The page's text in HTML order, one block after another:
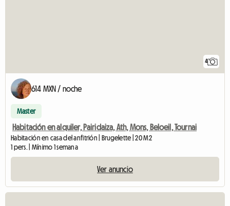
4
614 MXN / noche
Master
Habitación en alquiler, Pairidaiza, Ath, Mons, Beloeil, Tournai
Habitación en casa del anfitrión | Brugelette | 20 M2
1 pers. | Mínimo 1 semana
Ver anuncio